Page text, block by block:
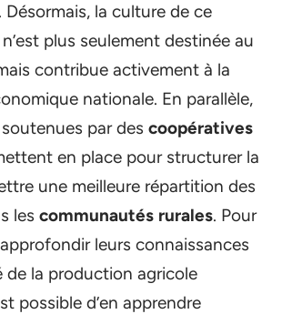
la culture de ce
n’est plus seulement destinée au
contribue activement à la
nationale. En parallèle,
par des coopératives
en place pour structurer la
une meilleure répartition des
les communautés rurales. Pour
leurs connaissances
de la production agricole
possible d’en apprendre